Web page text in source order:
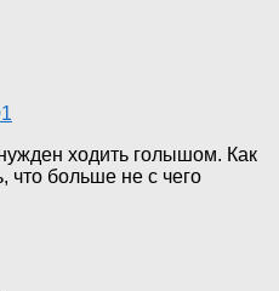
ходить голышом. Как
что больше не с чего